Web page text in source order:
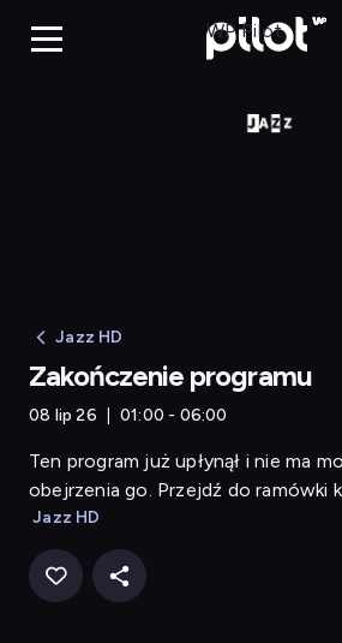
WP Pilot
Jazz HD
Zakończenie programu
08 lip 26 01:00 - 06:00
Ten program już upłynął i nie ma
obejrzenia go. Przejdź do ramówki
Jazz HD